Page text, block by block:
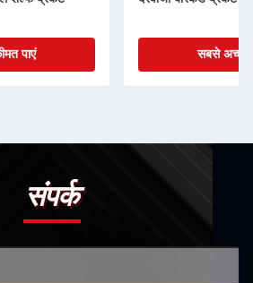
पाएं सबसे अच्छी
संपर्क